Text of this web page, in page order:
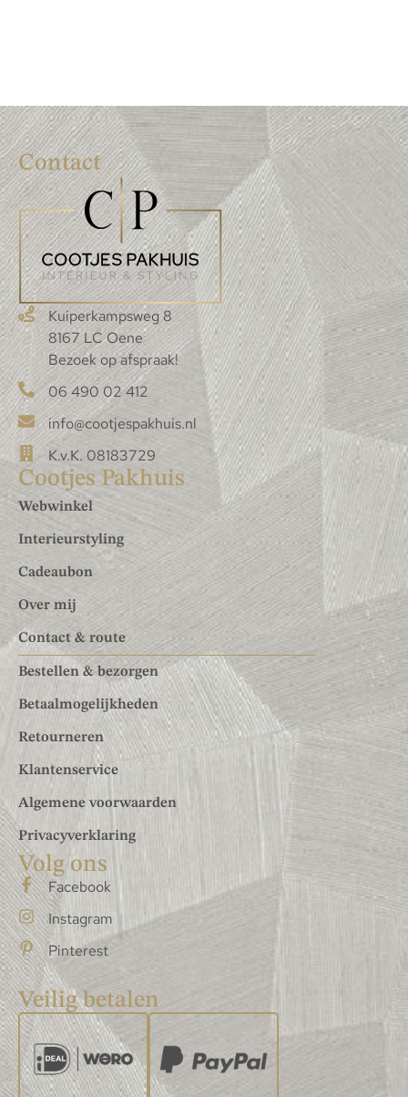
Contact
Kuiperkampsweg 8
8167 LC Oene
Bezoek op afspraak!
06 490 02 412
info@cootjespakhuis.nl
K.v.K. 08183729
Cootjes Pakhuis
Webwinkel
Interieurstyling
Cadeaubon
Over mij
Contact & route
Bestellen & bezorgen
Betaalmogelijkheden
Retourneren
Klantenservice
Algemene voorwaarden
Privacyverklaring
Volg ons
Facebook
Instagram
Pinterest
Veilig betalen